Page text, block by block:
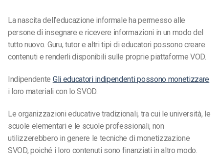
La nascita dell’educazione informale ha permesso alle
persone di insegnare e ricevere informazioni in un modo del
tutto nuovo. Guru, tutor e altri tipi di educatori possono creare
contenuti e renderli disponibili sulle proprie piattaforme VOD.
Indipendente Gli educatori indipendenti possono monetizzare
i loro materiali con lo SVOD.
Le organizzazioni educative tradizionali, tra cui le università, le
scuole elementari e le scuole professionali, non
utilizzerebbero in genere le tecniche di monetizzazione
SVOD, poiché i loro contenuti sono finanziati in altro modo.